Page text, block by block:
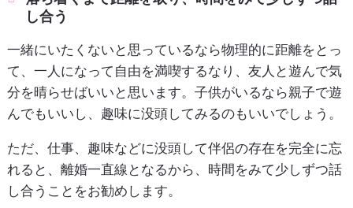
し合う
一緒にいたくないと思っているなら物理的に距離をとっ
て、一人になって自由を満喫するなり、友人と遊んで気
分を晴らせばいいと思います。子供がいるなら親子で遊
んでもいいし、趣味に没頭してみるのもいいでしょう。
ただ、仕事、趣味などに没頭して伴侶の存在を完全に忘
れると、離婚一直線となるから、時間をみて少しずつ話
し合うことをお勧めします。